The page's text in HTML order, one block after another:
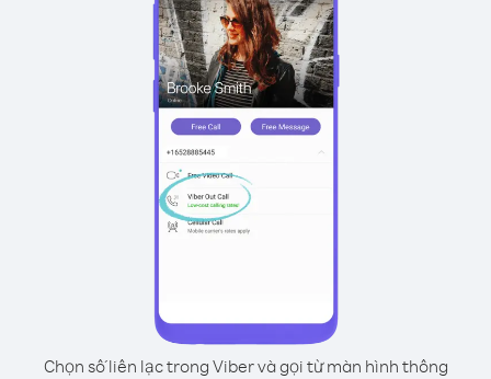
Chọn số liên lạc trong Viber và gọi từ màn hình thông